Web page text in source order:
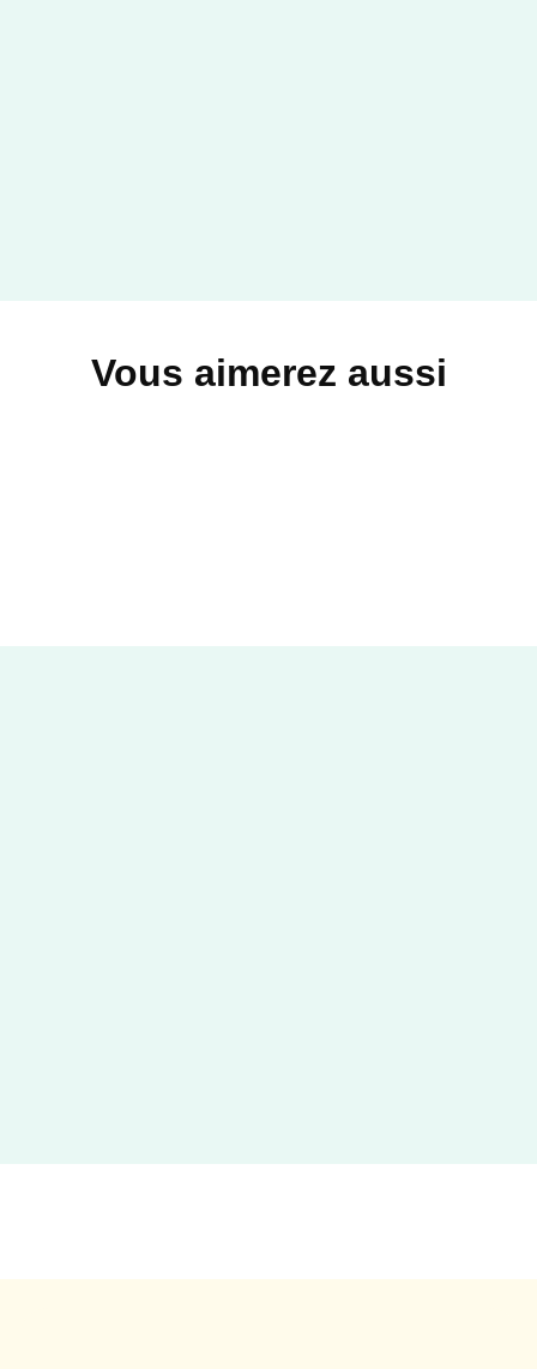
Vous aimerez aussi